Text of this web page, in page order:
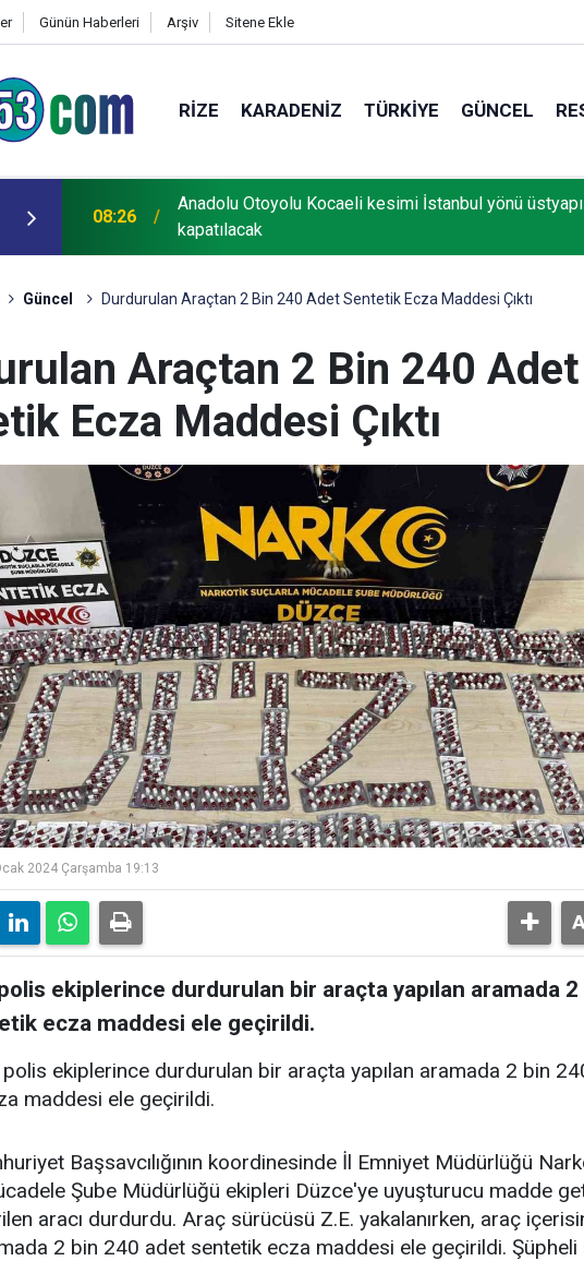
Günün Haberleri Arşiv Sitene Ekle
RIZE KARADENIZ TÜRKIYE GÜNCEL
bıraktı 08:26
Anadolu Otoyolu Kocaeli kesimi İstanbul yönü
kapatılacak
Güncel Durdurulan Araçtan 2 Bin 240 Adet Sentetik Ecza Maddesi Çıktı
Araçtan 2 Bin 240 Adet
Ecza Maddesi Çıktı
2024 Çarşamba 19:13
ekiplerince durdurulan bir araçta yapılan aramada
ecza maddesi ele geçirildi.
ekiplerince durdurulan bir araçta yapılan aramada 2 bin
maddesi ele geçirildi.
Başsavcılığının koordinesinde İl Emniyet Müdürlüğü
Şube Müdürlüğü ekipleri Düzce'ye uyuşturucu madde
aracı durdurdu. Araç sürücüsü Z.E. yakalanırken, araç
2 bin 240 adet sentetik ecza maddesi ele geçirildi. Şüpheli